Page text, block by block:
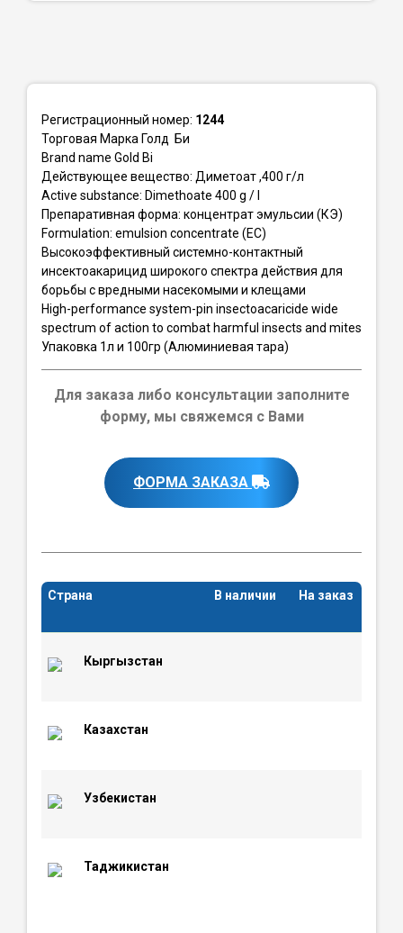
Регистрационный номер: 1244
Торговая Марка Голд Би
Brand name Gold Bi
Действующее вещество: Диметоат ,400 г/л
Active substance: Dimethoate 400 g / l
Препаративная форма: концентрат эмульсии (КЭ)
Formulation: emulsion concentrate (EC)
Высокоэффективный системно-контактный
инсектоакарицид широкого спектра действия для
борьбы с вредными насекомыми и клещами
High-performance system-pin insectoacaricide wide
spectrum of action to combat harmful insects and mites
Упаковка 1л и 100гр (Алюминиевая тара)
Для заказа либо консультации заполните
форму, мы свяжемся с Вами
ФОРМА ЗАКАЗА
Страна В наличии На заказ
Кыргызстан
Казахстан
Узбекистан
Таджикистан